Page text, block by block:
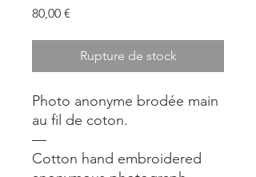
80,00 €
Rupture de stock
Photo anonyme brodée main
au fil de coton.
—
Cotton hand embroidered